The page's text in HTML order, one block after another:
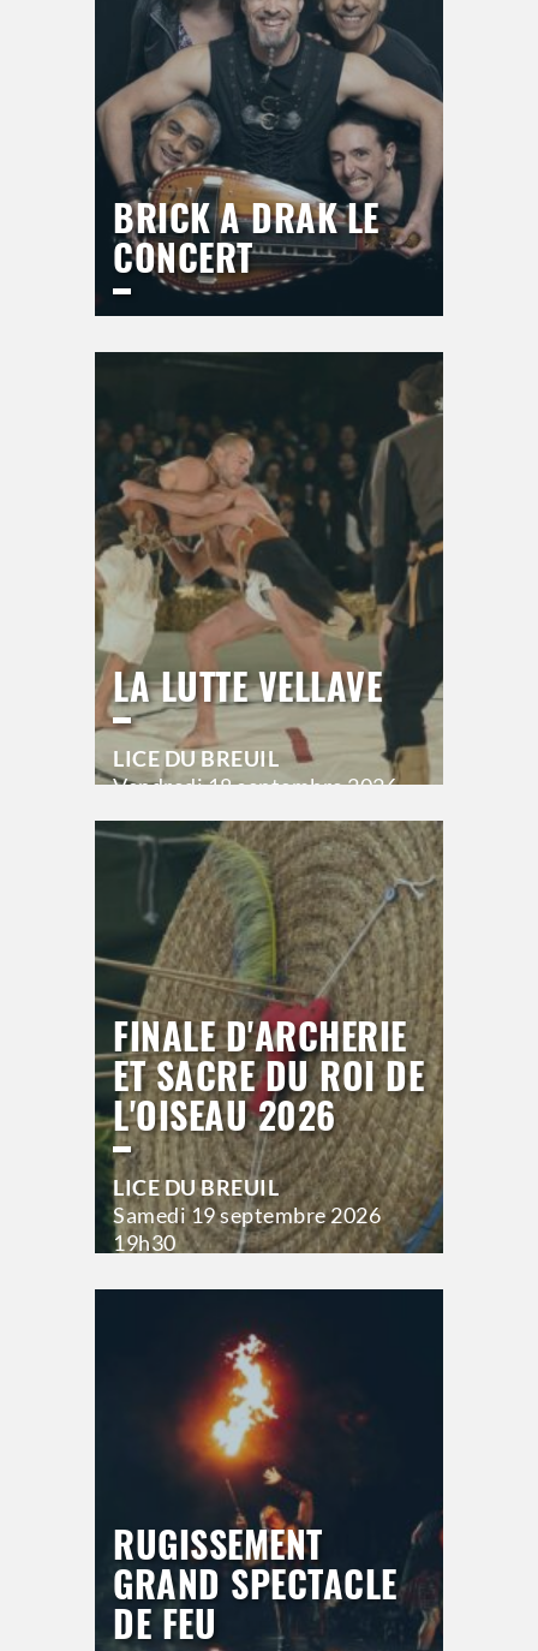
BRICK A DRAK LE
CONCERT
Jeudi17 septembre 2026
>Hors saison
LA LUTTE VELLAVE
LICE DU BREUIL
Vendredi18 septembre 2026
Hors saison
FINALE D'ARCHERIE
ET SACRE DU ROI DE
L'OISEAU 2026
LICE DU BREUIL
Samedi19 septembre 2026
19h30
>Hors saison
RUGISSEMENT
GRAND SPECTACLE
DE FEU